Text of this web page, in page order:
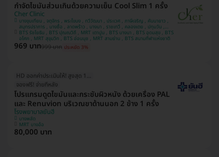
กำจัดไขมันส่วนเกินด้วยความเย็น Cool Slim 1 ครั้ง
Cher Clinic
บางขุนเทียน , จตุจักร , พระโขนง , ทวีวัฒนา , ประเวศ , ภาษีเจริญ , คันนายาว ,
สมุทรปราการ , บางซื่อ , ลาดพร้าว , บางนา , ราชเทวี , คลองเตย , ปทุมวัน ,
ลาดกระบัง , บางแค
BTS รัชโยธิน , BTS ปุณณวิถี , MRT เตาปูน , BTS บางนา , BTS อุดมสุข , BTS
อโศก , MRT สุขุมวิท , BTS อ่อนนุช , MRT สามย่าน , BTS สนามกีฬาแห่งชาติ
969 บาท999 บาท ประหยัด 3%
HD ออกค่าประเมินให้! สูงสุด 1500 บ.
จองฟรี! จ่ายทีหลัง
โปรแกรมดูดไขมันและกระชับผิวหนัง ด้วยเครื่อง PAL
และ Renuvion บริเวณขาด้านนอก 2 ข้าง 1 ครั้ง
โรงพยาบาลยันฮี
บางพลัด
MRT บางอ้อ
80,000 บาท